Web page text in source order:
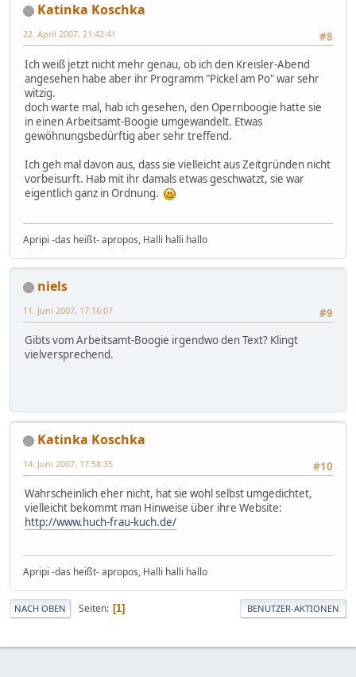
Katinka Koschka
#8
22. April 2007, 21:42:41
Ich weiß jetzt nicht mehr genau, ob ich den Kreisler-Abend
angesehen habe aber ihr Programm "Pickel am Po" war sehr
witzig.
doch warte mal, hab ich gesehen, den Opernboogie hatte sie
in einen Arbeitsamt-Boogie umgewandelt. Etwas
gewöhnungsbedürftig aber sehr treffend.
Ich geh mal davon aus, dass sie vielleicht aus Zeitgründen nicht
vorbeisurft. Hab mit ihr damals etwas geschwatzt, sie war
eigentlich ganz in Ordnung.
Apripi -das heißt- apropos, Halli halli hallo
niels
#9
11. Juni 2007, 17:16:07
Gibts vom Arbeitsamt-Boogie irgendwo den Text? Klingt
vielversprechend.
Katinka Koschka
#10
14. Juni 2007, 17:58:35
Wahrscheinlich eher nicht, hat sie wohl selbst umgedichtet,
vielleicht bekommt man Hinweise über ihre Website:
http://www.huch-frau-kuch.de/
Apripi -das heißt- apropos, Halli halli hallo
NACH OBEN Seiten 1 BENUTZER-AKTIONEN